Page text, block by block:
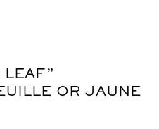
LEAF”
OR JAUNE